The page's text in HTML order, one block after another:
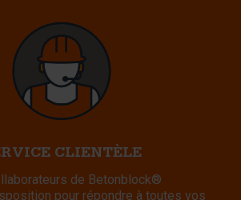
CLIENTÈLE
de Betonblock®
pour répondre à toutes vos